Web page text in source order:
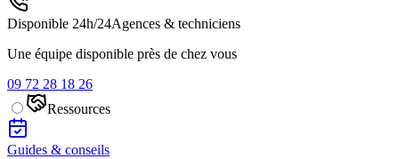
Disponible 24h/24Agences & techniciens
Une équipe disponible près de chez vous
09 72 28 18 26
Ressources
Guides & conseils